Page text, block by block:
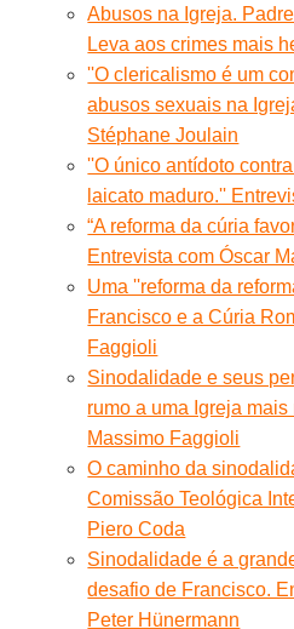
Abusos na Igreja.
Leva aos crimes mais
''O clericalismo é um
abusos sexuais na
Stéphane Joulain
''O único antídoto
laicato maduro.''
“A reforma da cúria
Entrevista com Óscar
Uma ''reforma da
Francisco e a Cúria
Faggioli
Sinodalidade e seus
rumo a uma Igreja
Massimo Faggioli
O caminho da
Comissão Teológica
Piero Coda
Sinodalidade é a
desafio de Francisco.
Peter Hünermann